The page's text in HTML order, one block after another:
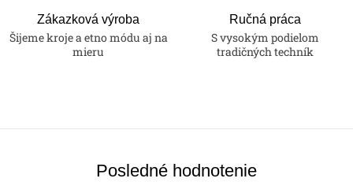
Zákazková výroba
Šijeme kroje a etno módu aj na
mieru
Ručná práca
S vysokým podielom
tradičných techník
Posledné hodnotenie